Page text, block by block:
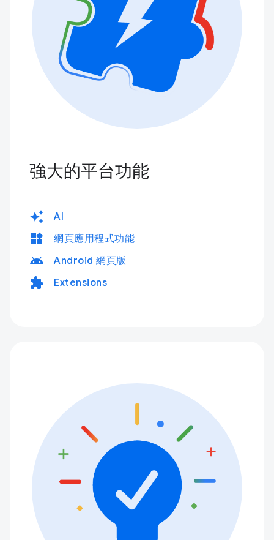
強大的平台功能
auto_awesome AI
widgets 網頁應用程式功能
android Android 網頁版
extension Extensions